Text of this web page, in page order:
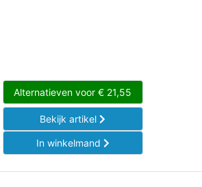
Alternatieven voor€ 21,55
Bekijk artikel
In winkelmand